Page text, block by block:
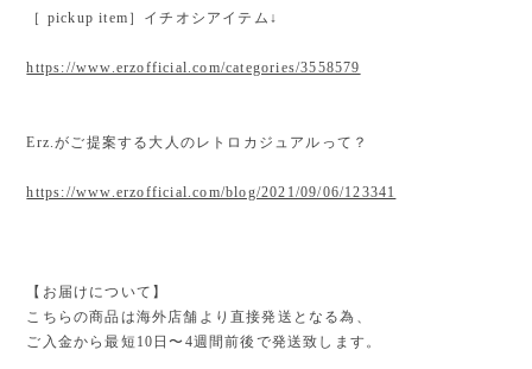
［ pickup item］イチオシアイテム↓
https://www.erzofficial.com/categories/3558579
Erz.がご提案する大人のレトロカジュアルって？
https://www.erzofficial.com/blog/2021/09/06/123341
【お届けについて】
こちらの商品は海外店舗より直接発送となる為、
ご入金から最短10日〜4週間前後で発送致します。